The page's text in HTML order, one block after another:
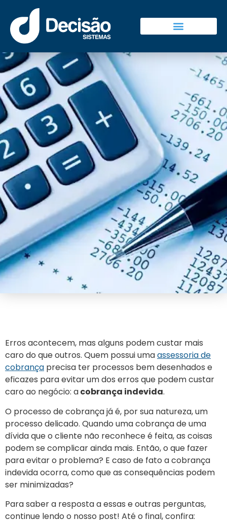
Erros acontecem, mas alguns podem custar mais
caro do que outros. Quem possui umaassessoria de
cobrança precisa ter processos bem desenhados e
eficazes para evitar um dos erros que podem custar
caro ao negócio: acobrança indevida.
O processo de cobrança já é, por sua natureza, um
processo delicado. Quando uma cobrança de uma
dívida que o cliente não reconhece é feita, as coisas
podem se complicar ainda mais. Então, o que fazer
para evitar o problema? E caso de fato a cobrança
indevida ocorra, como que as consequências podem
ser minimizadas?
Para saber a resposta a essas e outras perguntas,
continue lendo o nosso post! Até o final, confira: